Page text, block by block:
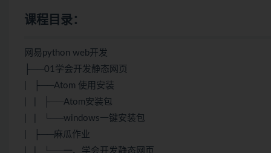
课程目录：
网易python web开发
├──01学会开发静态网页
| ├──Atom 使用安装
| | ├──Atom安装包
| | └──windows一键安装包
| ├──麻瓜作业
| | └──一、学会开发静态网页